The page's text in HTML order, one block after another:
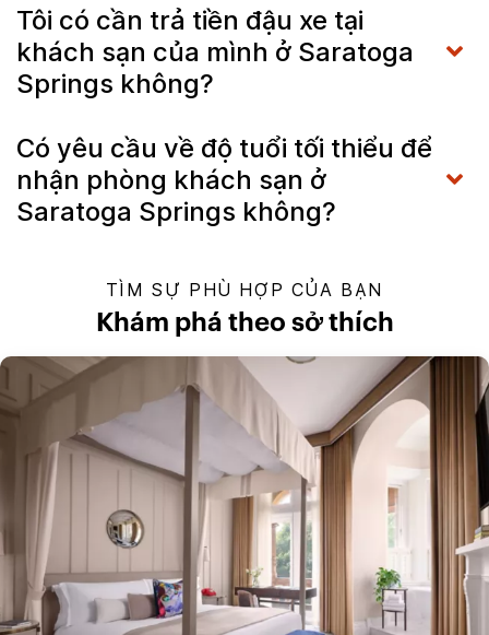
Tôi có cần trả tiền đậu xe tại
khách sạn của mình ở Saratoga
Springs không?
Có yêu cầu về độ tuổi tối thiểu để
nhận phòng khách sạn ở
Saratoga Springs không?
TÌM SỰ PHÙ HỢP CỦA BẠN
Khám phá theo sở thích